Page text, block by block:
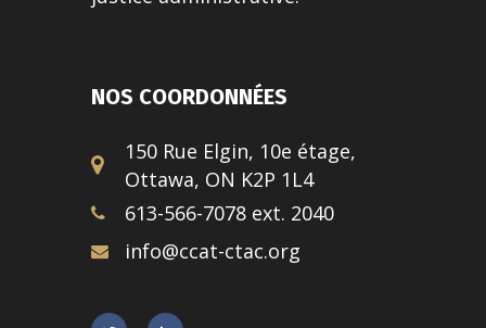
NOS COORDONNÉES
150 Rue Elgin, 10e étage,
Ottawa, ON K2P 1L4
613-566-7078 ext. 2040
info@ccat-ctac.org